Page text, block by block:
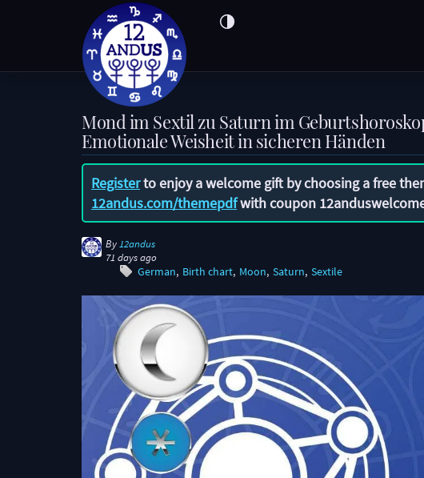
Mond im Sextil zu Saturn im
Emotionale Weisheit in sicheren Händen
Registerto enjoy a welcome gift by choosing a free
12andus.com/themepdfwith coupon
By 12andus
71 days ago
German Birth chart Moon Saturn Sextile